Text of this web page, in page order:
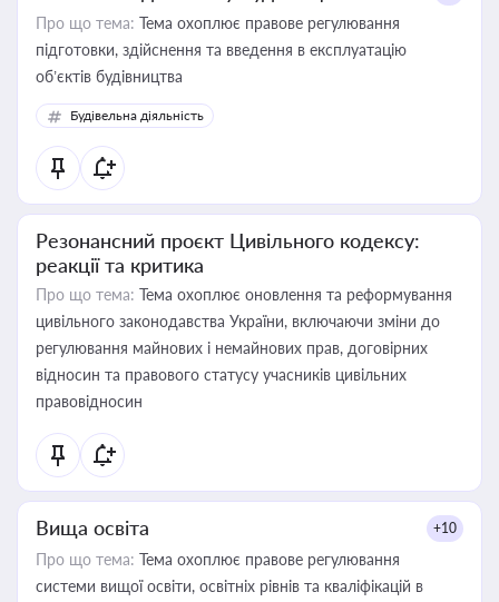
Про що тема: Тема охоплює правове регулювання
підготовки, здійснення та введення в експлуатацію
об’єктів будівництва
Будівельна діяльність
Резонансний проєкт Цивільного кодексу:
реакції та критика
Про що тема: Тема охоплює оновлення та реформування
цивільного законодавства України, включаючи зміни до
регулювання майнових і немайнових прав, договірних
відносин та правового статусу учасників цивільних
правовідносин
Вища освіта +10
Про що тема: Тема охоплює правове регулювання
системи вищої освіти, освітніх рівнів та кваліфікацій в